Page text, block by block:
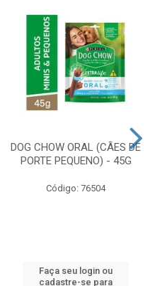
DOG CHOW ORAL (CÃES DE
PORTE PEQUENO) - 45G
Código: 76504
Faça seu login ou
cadastre-se para